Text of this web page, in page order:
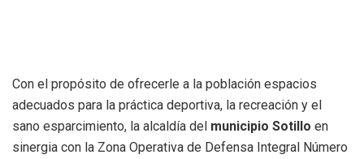
Con el propósito de ofrecerle a la población espacios
adecuados para la práctica deportiva, la recreación y el
sano esparcimiento, la alcaldía del municipio Sotillo en
sinergia con la Zona Operativa de Defensa Integral Número